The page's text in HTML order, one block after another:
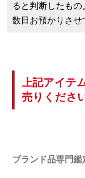
ると判断したもの
数日お預かりさせ
上記アイテ
売りくださ
ブランド品専門